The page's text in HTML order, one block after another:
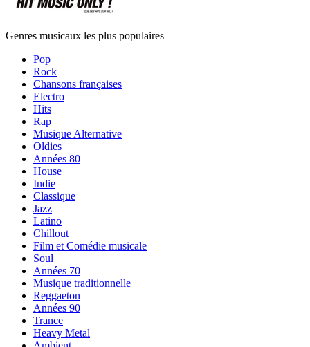
Genres musicaux les plus populaires
Pop
Rock
Chansons françaises
Electro
Hits
Rap
Musique Alternative
Oldies
Années 80
House
Indie
Classique
Jazz
Latino
Chillout
Film et Comédie musicale
Soul
Années 70
Musique traditionnelle
Reggaeton
Années 90
Trance
Heavy Metal